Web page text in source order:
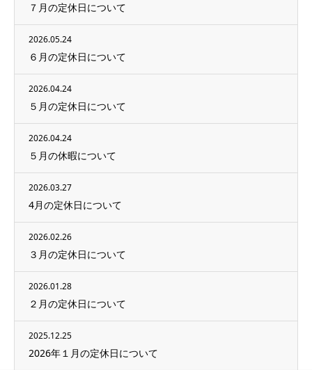
７月の定休日について
2026.05.24
６月の定休日について
2026.04.24
５月の定休日について
2026.04.24
５月の休暇について
2026.03.27
4月の定休日について
2026.02.26
３月の定休日について
2026.01.28
２月の定休日について
2025.12.25
2026年１月の定休日について